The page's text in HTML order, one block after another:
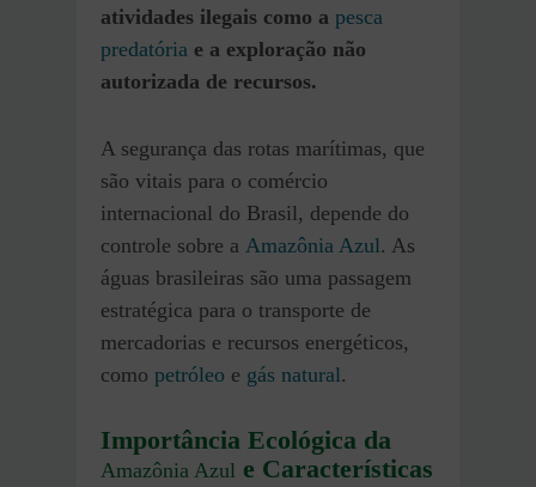
atividades ilegais como a pesca
predatória e a exploração não
autorizada de recursos.
A segurança das rotas marítimas, que
são vitais para o comércio
internacional do Brasil, depende do
controle sobre a Amazônia Azul. As
águas brasileiras são uma passagem
estratégica para o transporte de
mercadorias e recursos energéticos,
como petróleo e gás natural.
Importância Ecológica da
Amazônia Azul e Características